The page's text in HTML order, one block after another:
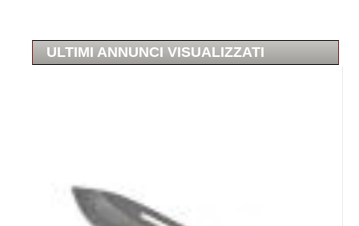
ULTIMI ANNUNCI VISUALIZZATI